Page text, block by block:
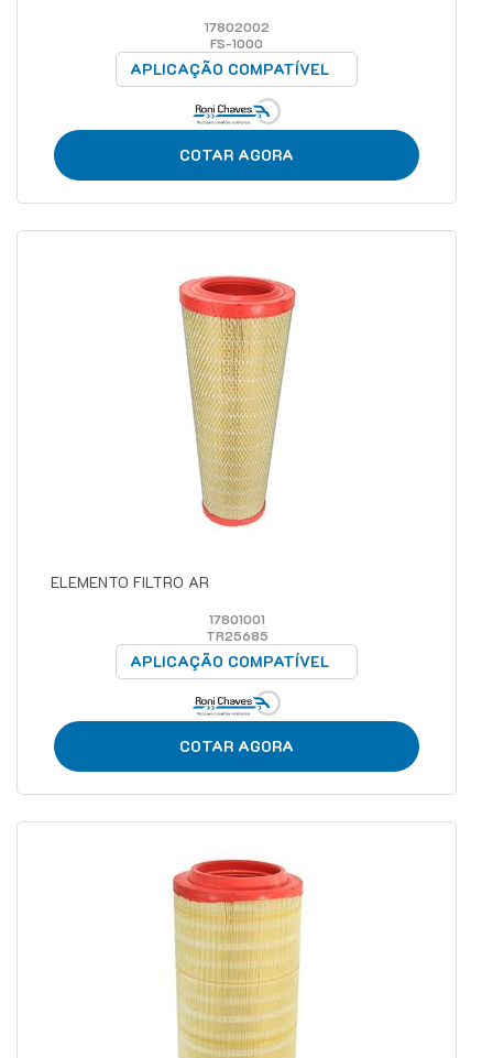
17802002
FS-1000
APLICAÇÃO COMPATÍVEL
COTAR AGORA
ELEMENTO FILTRO AR
17801001
TR25685
APLICAÇÃO COMPATÍVEL
COTAR AGORA